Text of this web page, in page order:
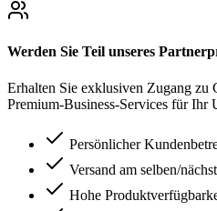
Werden Sie Teil unseres
Erhalten Sie exklusiven Zugang zu
Premium-Business-Services für Ihr
Persönlicher
Versand am selben/
Hohe